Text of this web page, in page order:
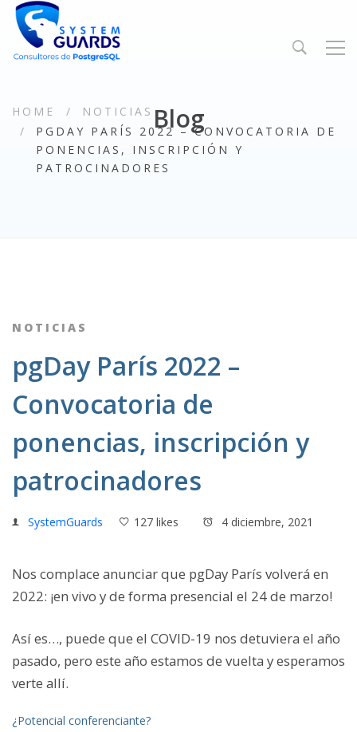
Blog
HOME
NOTICIAS
PGDAY PARÍS 2022 – CONVOCATORIA DE
PONENCIAS, INSCRIPCIÓN Y
PATROCINADORES
NOTICIAS
pgDay París 2022 –
Convocatoria de
ponencias, inscripción y
patrocinadores
SystemGuards 127 likes 4 diciembre, 2021
Nos complace anunciar que pgDay París volverá en
2022: ¡en vivo y de forma presencial el 24 de marzo!
Así es…, puede que el COVID-19 nos detuviera el año
pasado, pero este año estamos de vuelta y esperamos
verte allí.
¿Potencial conferenciante?